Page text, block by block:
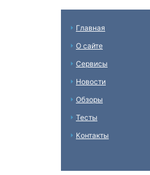
Главная
О сайте
Сервисы
Новости
Обзоры
Тесты
Контакты